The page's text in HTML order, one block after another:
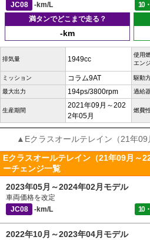
JC08
-km/L 10
満タンでどこまで走る？
-km
排気量 1949cc
使用
エン
ミッション コラム9AT 駆動
最大出力 194ps/3800rpm 過給
生産期間
2021年09月～202
2年05月
燃費
▲Eクラスオールテレイン（21年
Eクラスオールテレイン（21年09月～
ーチェンジ一覧
2023年05月～2024年02月モデル
車両価格を改定
JC08
-km/L 10
2022年10月～2023年04月モデル